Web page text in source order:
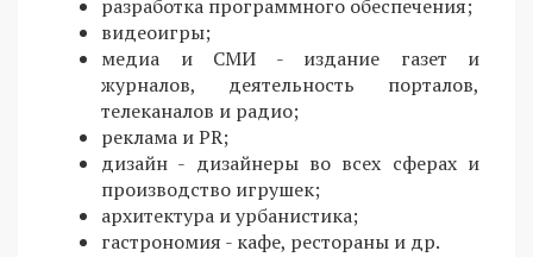
разработка программного обеспечения;
видеоигры;
медиа и СМИ - издание газет и
журналов, деятельность порталов,
телеканалов и радио;
реклама и PR;
дизайн - дизайнеры во всех сферах и
производство игрушек;
архитектура и урбанистика;
гастрономия - кафе, рестораны и др.